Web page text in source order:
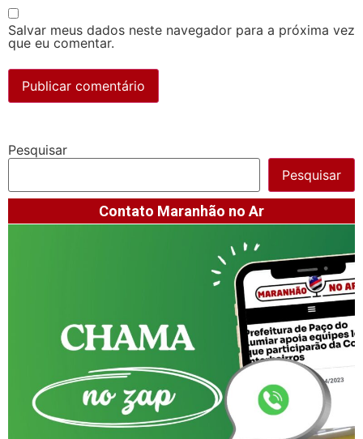
Salvar meus dados neste navegador para a próxima vez
que eu comentar.
Pesquisar
Pesquisar
Contato Maranhão no Ar